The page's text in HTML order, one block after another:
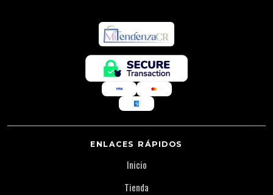
ENLACES RÁPIDOS
Inicio
Tienda